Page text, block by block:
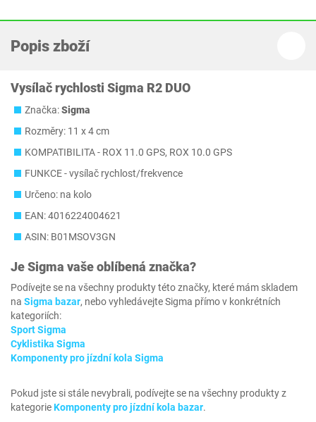
Popis zboží
Vysílač rychlosti Sigma R2 DUO
Značka:Sigma
Rozměry: 11 x 4 cm
KOMPATIBILITA - ROX 11.0 GPS, ROX 10.0 GPS
FUNKCE - vysílač rychlost/frekvence
Určeno: na kolo
EAN: 4016224004621
ASIN: B01MSOV3GN
JeSigma vaše oblíbená značka?
Podívejte se na všechny produkty této značky, které mám skladem
na Sigma bazar, nebo vyhledávejte Sigma přímo v konkrétních
kategoriích:
Sport Sigma
Cyklistika Sigma
Komponenty pro jízdní kola Sigma
Pokud jste si stále nevybrali, podívejte se na všechny produkty z
kategorieKomponenty pro jízdní kola bazar.